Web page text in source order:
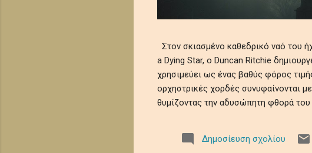
Στον σκιασμένο καθεδρικό ναό του
a Dying Star, ο Duncan Ritchie
χρησιμεύει ως ένας βαθύς φόρος
ορχηστρικές χορδές συνυφαίνονται
θυμίζοντας την αδυσώπητη φθορά
κοσμικής λήθης. Αυτό το ηχητικό
μωσαϊκό μελαγχολίας και τρόμου,
Δημοσίευση σχολίου